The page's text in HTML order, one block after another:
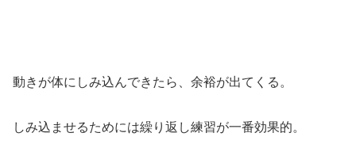
動きが体にしみ込んできたら、余裕が出てくる。
しみ込ませるためには繰り返し練習が一番効果的。